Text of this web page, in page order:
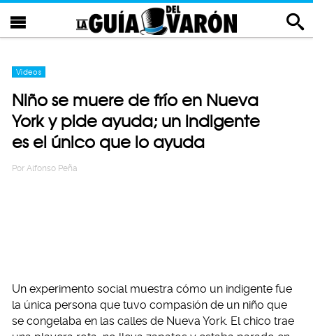
Videos
Niño se muere de frío en Nueva
York y pide ayuda; un indigente
es el único que lo ayuda
Por Alfonso Peña
Un experimento social muestra cómo un indigente fue
la única persona que tuvo compasión de un niño que
se congelaba en las calles de Nueva York. El chico trae